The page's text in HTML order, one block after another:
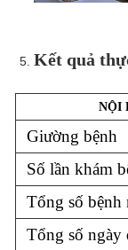
Kết quả
NỘI
Giường bệnh
Số lần khám
Tổng số bệnh
Tổng số ngày